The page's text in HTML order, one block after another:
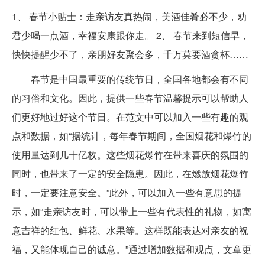
1、 春节小贴士：走亲访友真热闹，美酒佳肴必不少，劝
君少喝一点酒，幸福安康跟你走。 2、 春节来到短信早，
快快提醒少不了，亲朋好友聚会多，千万莫要酒贪杯……
春节是中国最重要的传统节日，全国各地都会有不同
的习俗和文化。因此，提供一些春节温馨提示可以帮助人
们更好地过好这个节日。在范文中可以加入一些有趣的观
点和数据，如“据统计，每年春节期间，全国烟花和爆竹的
使用量达到几十亿枚。这些烟花爆竹在带来喜庆的氛围的
同时，也带来了一定的安全隐患。因此，在燃放烟花爆竹
时，一定要注意安全。”此外，可以加入一些有意思的提
示，如“走亲访友时，可以带上一些有代表性的礼物，如寓
意吉祥的红包、鲜花、水果等。这样既能表达对亲友的祝
福，又能体现自己的诚意。”通过增加数据和观点，文章更